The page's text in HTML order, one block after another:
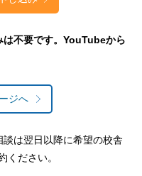
不要です。YouTubeから
ジへ
は翌日以降に希望の校舎
ください。